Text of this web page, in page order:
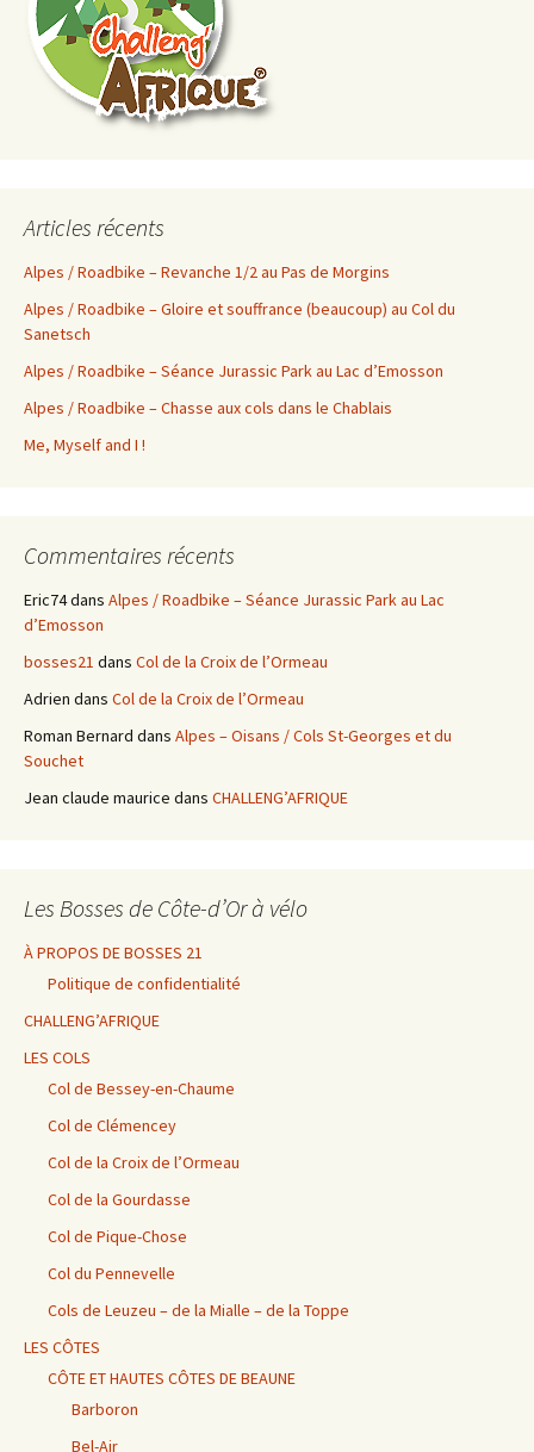
Articles récents
Alpes / Roadbike – Revanche 1/2 au Pas de Morgins
Alpes / Roadbike – Gloire et souffrance (beaucoup) au Col du
Sanetsch
Alpes / Roadbike – Séance Jurassic Park au Lac d’Emosson
Alpes / Roadbike – Chasse aux cols dans le Chablais
Me, Myself and I !
Commentaires récents
Eric74dans Alpes / Roadbike – Séance Jurassic Park au Lac
d’Emosson
bosses21 dans Col de la Croix de l’Ormeau
Adrien dans Col de la Croix de l’Ormeau
Roman Bernard dans Alpes – Oisans / Cols St-Georges et du
Souchet
Jean claude maurice dans CHALLENG’AFRIQUE
Les Bosses de Côte-d’Or à vélo
À PROPOS DE BOSSES 21
Politique de confidentialité
CHALLENG’AFRIQUE
LES COLS
Col de Bessey-en-Chaume
Col de Clémencey
Col de la Croix de l’Ormeau
Col de la Gourdasse
Col de Pique-Chose
Col du Pennevelle
Cols de Leuzeu – de la Mialle – de la Toppe
LES CÔTES
CÔTE ET HAUTES CÔTES DE BEAUNE
Barboron
Bel-Air